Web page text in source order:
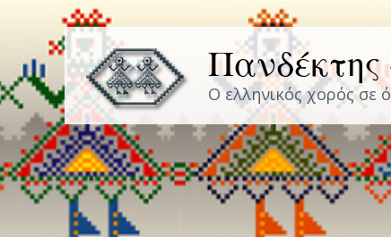
Πανδέκτης
Ο ελληνικός χορός σε